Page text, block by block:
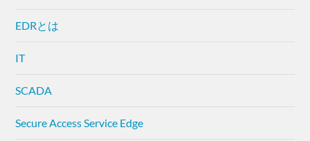
EDRとは
IT
SCADA
Secure Access Service Edge